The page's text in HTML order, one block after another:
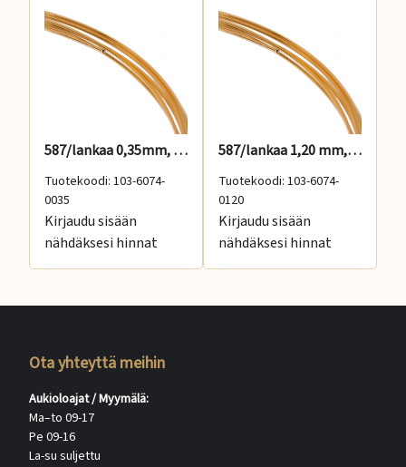
587/lankaa 0,35mm, Suomiväri
Tuotekoodi: 103-6074-
0035
Kirjaudu sisään
nähdäksesi hinnat
587/lankaa 1,20 mm, Suomiväri
Tuotekoodi: 103-6074-
0120
Kirjaudu sisään
nähdäksesi hinnat
Ota yhteyttä meihin
Aukioloajat / Myymälä:
Ma–to 09-17
Pe 09-16
La-su suljettu